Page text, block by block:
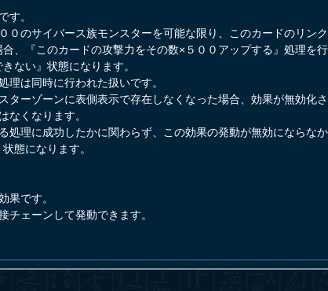
す。
０のサイバース族モンスターを可能な限り、このカードのリン
、『このカードの攻撃力をその数×５００アップする』処理を
ない』状態になります。
理は同時に行われた扱いです。
ターゾーンに表側表示で存在しなくなった場合、効果が無効化
なくなります。
処理に成功したかに関わらず、この効果の発動が無効にならな
態になります。
果です。
チェーンして発動できます。